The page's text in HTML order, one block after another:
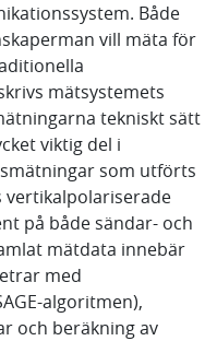
Både
vill mäta för
mätsystemets
tekniskt sätt
viktig del i
som utförts
vertikalpolariserade
på både sändar- och
mätdata innebär
med
algoritmen),
och beräkning av